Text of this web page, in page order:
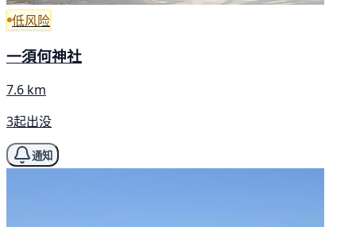
低风险
一須何神社
7.6 km
3起出没
通知